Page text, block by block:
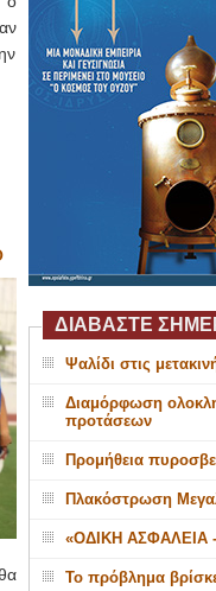
ΔΙΑΒΑΣΤΕ
Ψαλίδι στις
Διαμόρφωση
προτάσεων
Προμήθεια
Πλακόστρωση
«ΟΔΙΚΗ ΑΣΦΑΛΕΙΑ
Το πρόβλημα